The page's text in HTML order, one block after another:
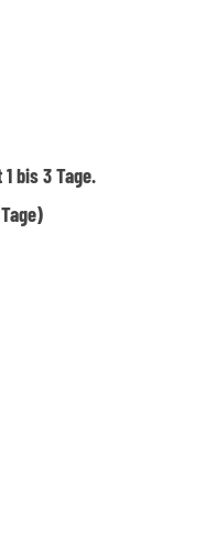
bis 3 Tage.